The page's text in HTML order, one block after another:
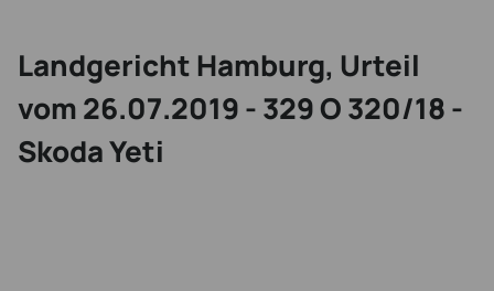
Landgericht Hamburg, Urteil
vom 26.07.2019 - 329 O 320/18 -
Skoda Yeti